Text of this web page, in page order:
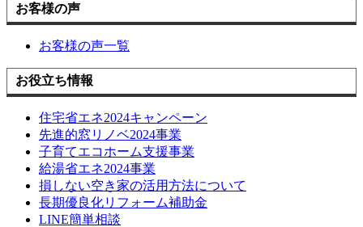
お客様の声
お客様の声一覧
お役立ち情報
住宅省エネ2024キャンペーン
先進的窓リノベ2024事業
子育てエコホーム支援事業
給湯省エネ2024事業
損しない空き家の活用方法について
長期優良化リフォーム補助金
LINE簡単相談